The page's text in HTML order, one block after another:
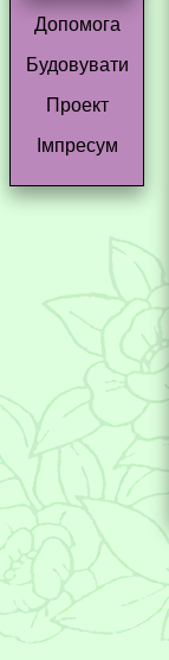
Допомога
Будовувати
Проект
Імпресум